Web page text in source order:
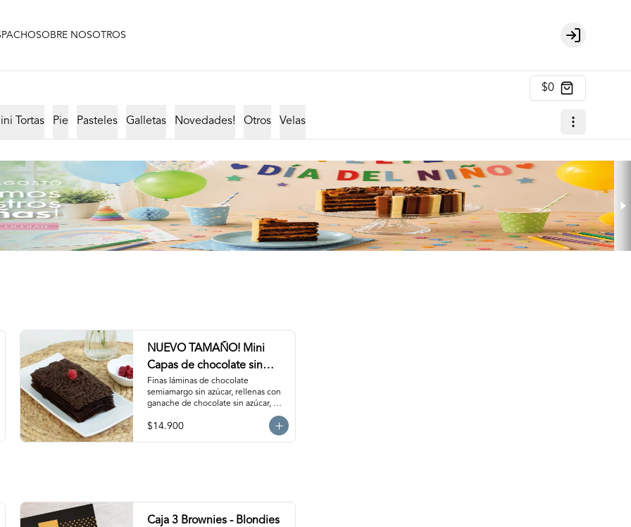
SOBRE NOSOTROS
Login
$0
Tortas Pie Pasteles Galletas Novedades! Otros Velas
NUEVO TAMAÑO! Mini
Capas de chocolate sin
Azúcar
Finas láminas de chocolate
semiamargo sin azúcar, rellenas con
ganache de chocolate sin azúcar,
frambuesa sin azúcar. ¡Simplemente
$14.900
Caja 3 Brownies - Blondies